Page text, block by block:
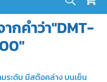
กคำว่า"DMT-
ระดับ มีสต๊อคล่าง บนเย็น